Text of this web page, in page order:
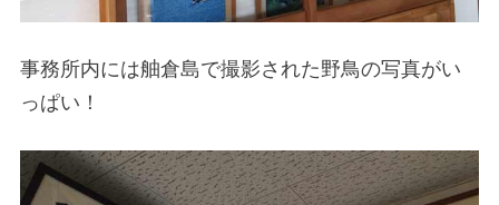
事務所内には舳倉島で撮影された野鳥の写真がい
っぱい！